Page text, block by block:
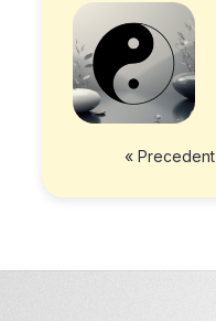
« Precedent